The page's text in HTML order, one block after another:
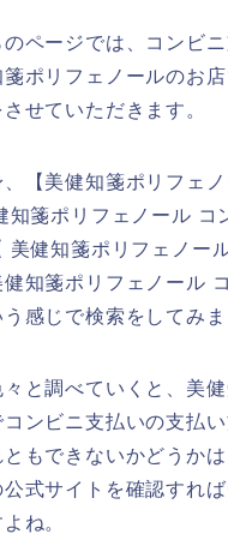
ページでは、コンビ
ポリフェノールのお
せていただきます。
、【美健知箋ポリフェ
知箋ポリフェノール
美健知箋ポリフェノー
健知箋ポリフェノール
感じで検索をしてみま
と調べていくと、美
ンビニ支払いの支払
もできないかどうか
式サイトを確認すれ
ね。